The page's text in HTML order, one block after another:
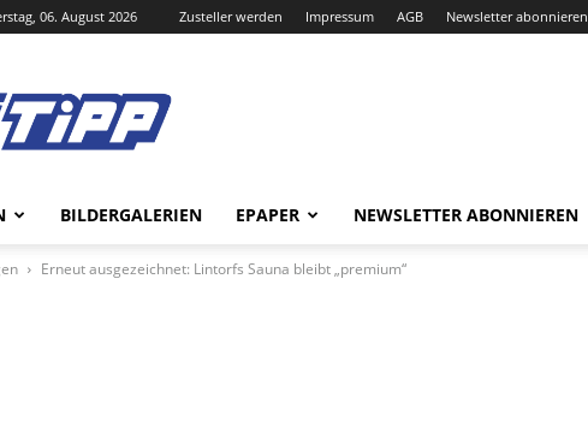
06. August 2026 Zusteller werden Impressum AGB Newsletter abonnieren
Tipp
Online
BILDERGALERIEN EPAPER NEWSLETTER ABONNIEREN
Erneut ausgezeichnet: Lintorfs Sauna bleibt „premium“